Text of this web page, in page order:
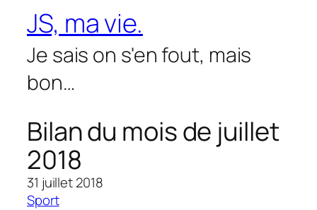
contenu
JS, ma vie.
Je sais on s'en fout, mais
bon…
Bilan du mois de juillet
2018
31 juillet 2018
Sport